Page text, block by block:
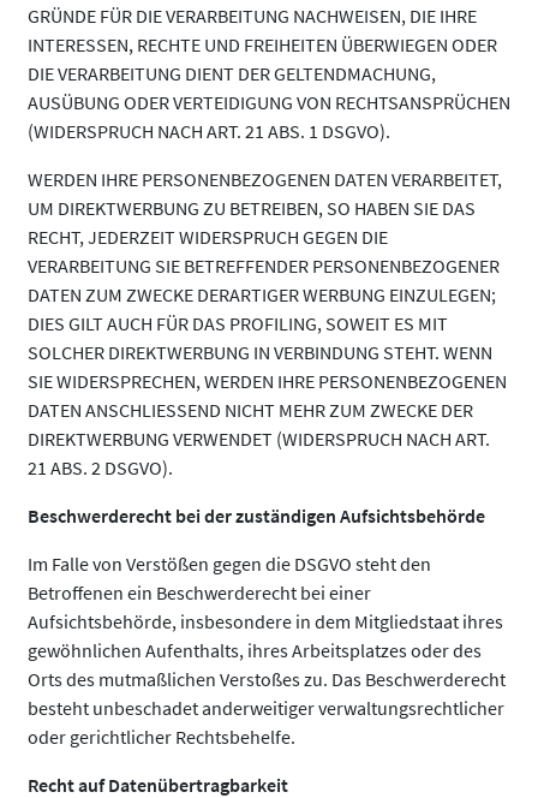
GRÜNDE FÜR DIE VERARBEITUNG NACHWEISEN, DIE IHRE
INTERESSEN, RECHTE UND FREIHEITEN ÜBERWIEGEN ODER
DIE VERARBEITUNG DIENT DER GELTENDMACHUNG,
AUSÜBUNG ODER VERTEIDIGUNG VON RECHTSANSPRÜCHEN
(WIDERSPRUCH NACH ART. 21 ABS. 1 DSGVO).
WERDEN IHRE PERSONENBEZOGENEN DATEN VERARBEITET,
UM DIREKTWERBUNG ZU BETREIBEN, SO HABEN SIE DAS
RECHT, JEDERZEIT WIDERSPRUCH GEGEN DIE
VERARBEITUNG SIE BETREFFENDER PERSONENBEZOGENER
DATEN ZUM ZWECKE DERARTIGER WERBUNG EINZULEGEN;
DIES GILT AUCH FÜR DAS PROFILING, SOWEIT ES MIT
SOLCHER DIREKTWERBUNG IN VERBINDUNG STEHT. WENN
SIE WIDERSPRECHEN, WERDEN IHRE PERSONENBEZOGENEN
DATEN ANSCHLIESSEND NICHT MEHR ZUM ZWECKE DER
DIREKTWERBUNG VERWENDET (WIDERSPRUCH NACH ART.
21 ABS. 2 DSGVO).
Beschwerderecht bei der zuständigen Aufsichtsbehörde
Im Falle von Verstößen gegen die DSGVO steht den
Betroffenen ein Beschwerderecht bei einer
Aufsichtsbehörde, insbesondere in dem Mitgliedstaat ihres
gewöhnlichen Aufenthalts, ihres Arbeitsplatzes oder des
Orts des mutmaßlichen Verstoßes zu. Das Beschwerderecht
besteht unbeschadet anderweitiger verwaltungsrechtlicher
oder gerichtlicher Rechtsbehelfe.
Recht auf Datenübertragbarkeit